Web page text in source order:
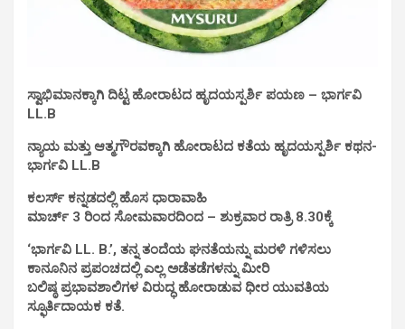
ಸ್ವಾಭಿಮಾನಕ್ಕಾಗಿ ದಿಟ್ಟ ಹೋರಾಟದ ಹೃದಯಸ್ಪರ್ಶಿ ಪಯಣ – ಭಾರ್ಗವಿ
LL.B
ನ್ಯಾಯ ಮತ್ತು ಆತ್ಮಗೌರವಕ್ಕಾಗಿ ಹೋರಾಟದ ಕತೆಯ ಹೃದಯಸ್ಪರ್ಶಿ ಕಥನ-
ಭಾರ್ಗವಿ LL.B
ಕಲರ್ಸ್ ಕನ್ನಡದಲ್ಲಿ ಹೊಸ ಧಾರಾವಾಹಿ
ಮಾರ್ಚ್ 3 ರಿಂದ ಸೋಮವಾರದಿಂದ – ಶುಕ್ರವಾರ ರಾತ್ರಿ 8.30ಕ್ಕೆ
‘ಭಾರ್ಗವಿ LL. B.’, ತನ್ನ ತಂದೆಯ ಘನತೆಯನ್ನು ಮರಳಿ ಗಳಿಸಲು
ಕಾನೂನಿನ ಪ್ರಪಂಚದಲ್ಲಿ ಎಲ್ಲ ಅಡೆತಡೆಗಳನ್ನು ಮೀರಿ
ಬಲಿಷ್ಠ ಪ್ರಭಾವಶಾಲಿಗಳ ವಿರುದ್ಧ ಹೋರಾಡುವ ಧೀರ ಯುವತಿಯ
ಸ್ಫೂರ್ತಿದಾಯಕ ಕತೆ.